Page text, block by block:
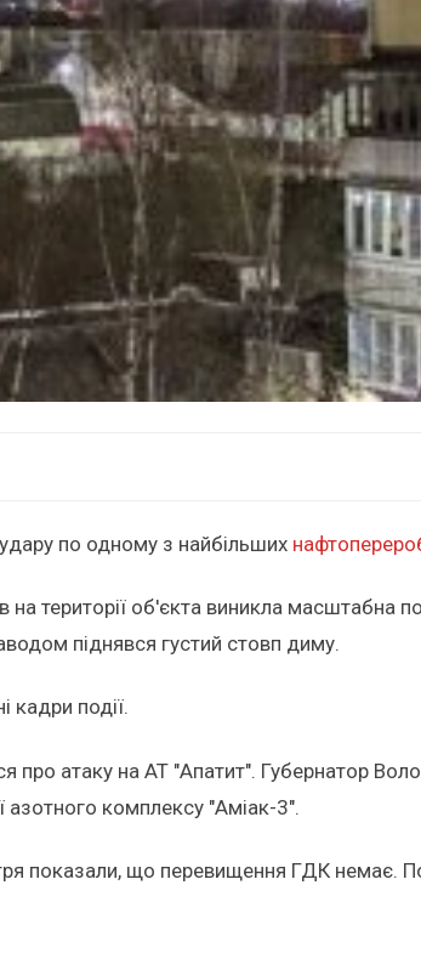
по одному з найбільших
на території об'єкта виникла масштабна
піднявся густий стовп диму.
кадри події.
про атаку на АТ "Апатит". Губернатор
азотного комплексу "Аміак-3".
показали, що перевищення ГДК немає.